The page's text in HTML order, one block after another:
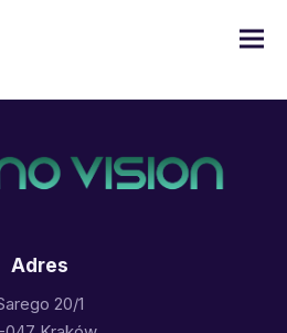
Proactively innovate market
Adres
20/1